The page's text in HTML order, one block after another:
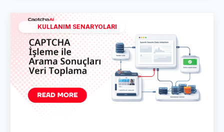
KULLANIM SENARYOLARI